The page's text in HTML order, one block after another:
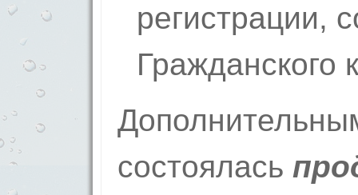
регистрации,
Гражданского
состоялась